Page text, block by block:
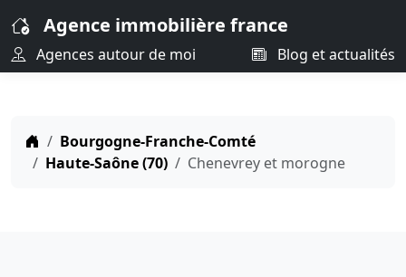
Agence immobilière france
Agences autour de moi Blog et actualités
Bourgogne-Franche-Comté
Haute-Saône (70)
Chenevrey et morogne